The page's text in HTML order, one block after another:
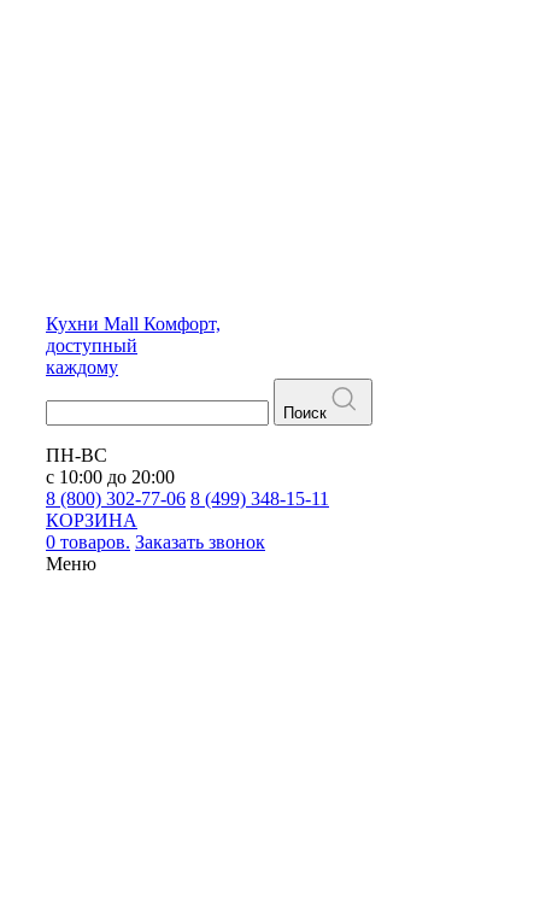
Кухни Mall Комфорт,
доступный
каждому
Поиск
ПН-ВС
с 10:00 до 20:00
8 (800) 302-77-06 8 (499) 348-15-11
КОРЗИНА
0 товаров. Заказать звонок
Меню